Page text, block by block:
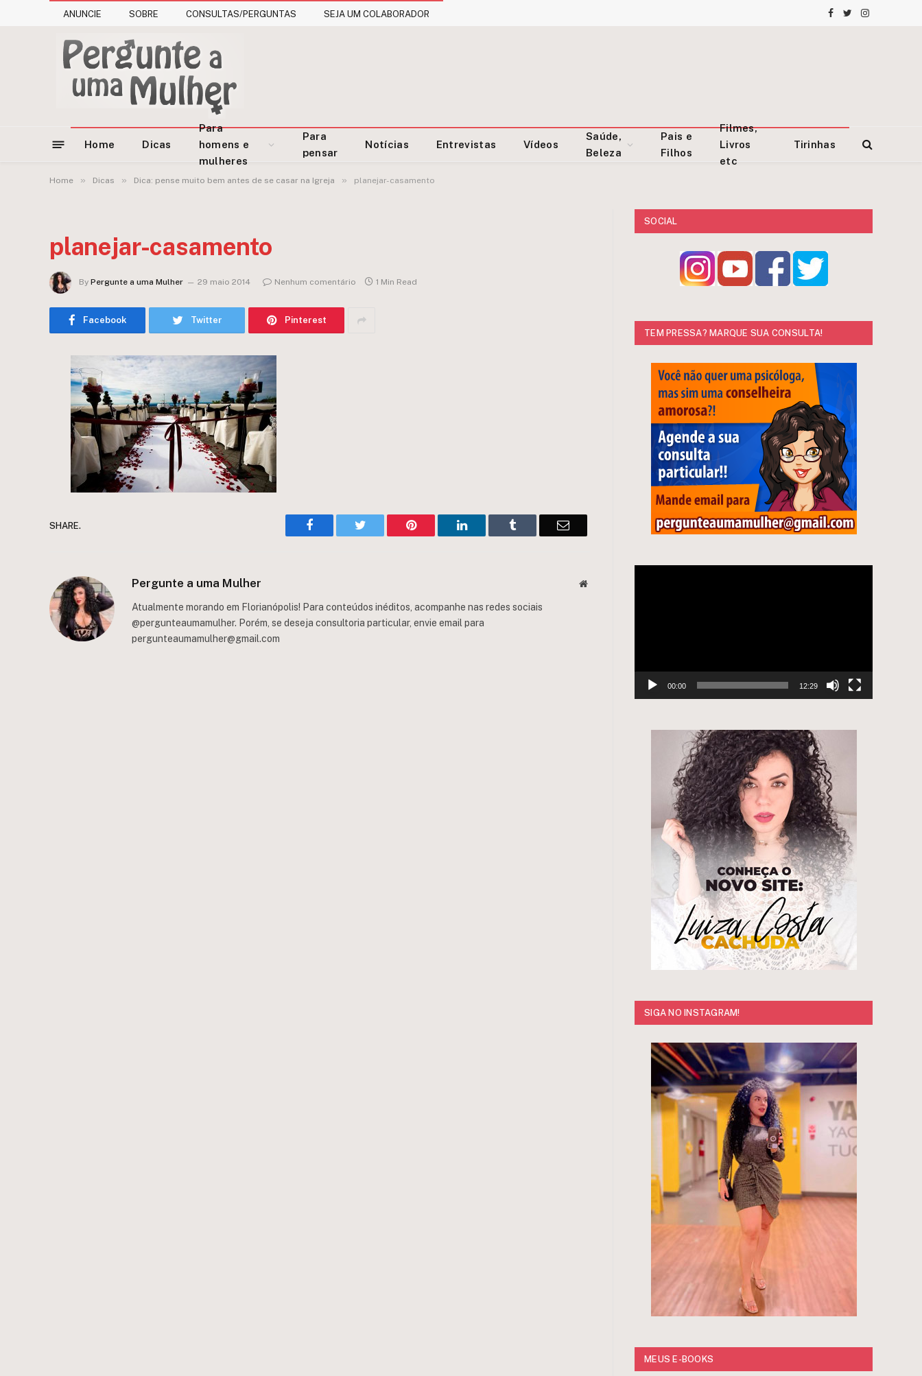
ANUNCIE SOBRE CONSULTAS/PERGUNTAS SEJA UM COLABORADOR Facebook
TwitterInstagram
Home Dicas
Para
homens e
mulheres
Para
pensar
Notícias Entrevistas Vídeos
Saúde,
Beleza
Pais e
Filhos
Filmes,
Livros
etc
Tirinhas
Home » Dicas » Dica: pense muito bem antes de se casar na Igreja » planejar-casamento
planejar-casamento
By Pergunte a uma Mulher 29 maio 2014 Nenhum comentário 1 Min Read
Facebook Twitter Pinterest
SHARE. Facebook Twitter Pinterest LinkedIn Tumblr Email
Pergunte a uma Mulher Website
Atualmente morando em Florianópolis! Para conteúdos inéditos, acompanhe nas redes sociais
@pergunteaumamulher. Porém, se deseja consultoria particular, envie email para
pergunteaumamulher@gmail.com
SOCIAL
TEM PRESSA? MARQUE SUA CONSULTA!
00:00 12:29
SIGA NO INSTAGRAM!
MEUS E-BOOKS